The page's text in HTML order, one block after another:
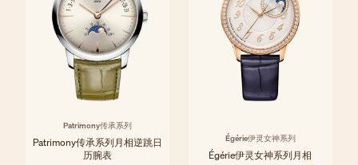
Patrimony传承系列
Patrimony传承系列月相逆跳日
历腕表
Égérie伊灵女神系列
Égérie伊灵女神系列月相